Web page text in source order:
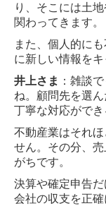
り、そこには土
関わってきま す。
また、個人的に
に新しい情報を
井上さま ：雑談
ね。顧問先を選
丁寧な対応ができ
不動産業はそれ
せん。その分、
がちです。
決算や確定申告だ
会社の収支を正